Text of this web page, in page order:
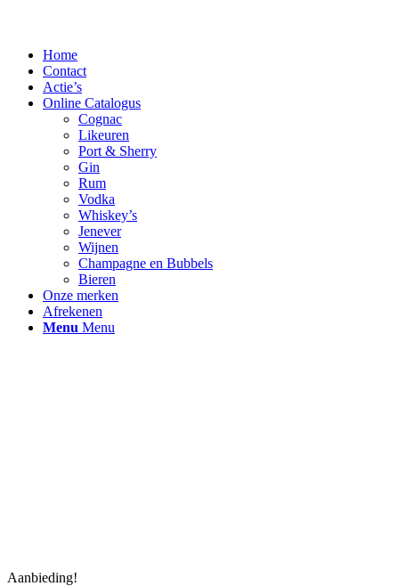
Home
Contact
Actie’s
Online Catalogus
Cognac
Likeuren
Port & Sherry
Gin
Rum
Vodka
Whiskey’s
Jenever
Wijnen
Champagne en Bubbels
Bieren
Onze merken
Afrekenen
Menu Menu
Aanbieding!